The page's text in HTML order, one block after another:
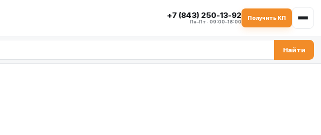
+7 (843) 250-13-92
Пн–Пт · 09:00–18:00
Получить КП
Найти